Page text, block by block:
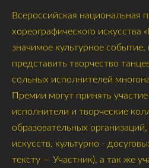
Всероссийская национальная
хореографического
значимое культурное событие,
представить творчество
сольных исполнителей
Премии могут принять
исполнители и творческие
образовательных
искусств, культурно -
тексту — Участник), а так же